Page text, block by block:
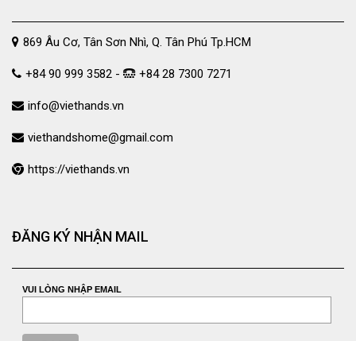
869 Âu Cơ, Tân Sơn Nhì, Q. Tân Phú Tp.HCM
+84 90 999 3582 - +84 28 7300 7271
info@viethands.vn
viethandshome@gmail.com
https://viethands.vn
ĐĂNG KÝ NHẬN MAIL
VUI LÒNG NHẬP EMAIL